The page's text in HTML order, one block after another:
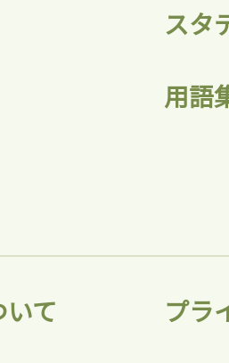
をお気に入りに
ログインが必
会員登録
スタ
用語
て プラ